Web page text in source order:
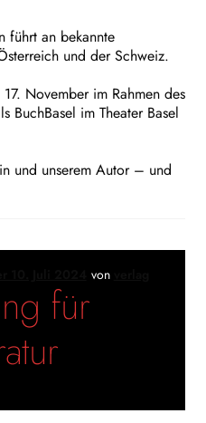
führt an bekannte
und der Schweiz.
November im Rahmen des
BuchBasel im Theater Basel
und unserem Autor – und
von
für